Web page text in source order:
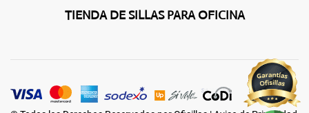
TIENDA DE SILLAS PARA OFICINA